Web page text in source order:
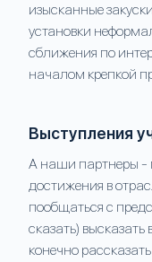
изысканные
установки
сближения по
началом крепкой
Выступления
А наши партнеры -
достижения в
пообщаться с
сказать) высказать
конечно